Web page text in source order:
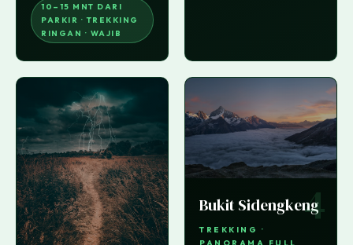
10–15 MNT DARI
PARKIR · TREKKING
RINGAN · WAJIB
4
Bukit Sidengkeng
TREKKING ·
PANORAMA FULL